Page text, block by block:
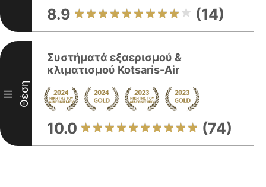
8.9 (14)
III Θέση
Συστήματά εξαερισμού &
κλιματισμού Kotsaris-Air
10.0 (74)